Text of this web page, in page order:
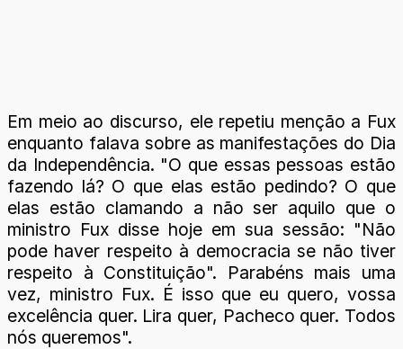
Em meio ao discurso, ele repetiu menção a Fux
enquanto falava sobre as manifestações do Dia
da Independência. "O que essas pessoas estão
fazendo lá? O que elas estão pedindo? O que
elas estão clamando a não ser aquilo que o
ministro Fux disse hoje em sua sessão: "Não
pode haver respeito à democracia se não tiver
respeito à Constituição". Parabéns mais uma
vez, ministro Fux. É isso que eu quero, vossa
excelência quer. Lira quer, Pacheco quer. Todos
nós queremos".